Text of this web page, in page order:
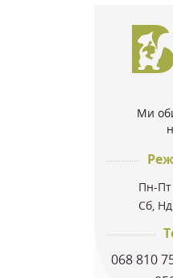
Ми
Пн-Пт
Сб, Нд
068 810